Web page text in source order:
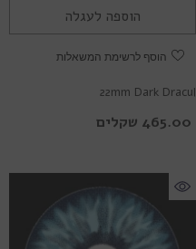
הוספה לעגלה
הוסף לרשימת המשאלות
22mm Dark Dracul
465.00 שקלים